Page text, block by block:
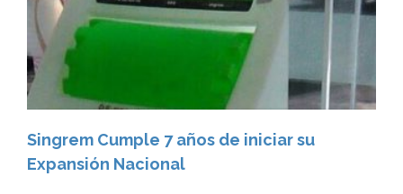
Singrem Cumple 7 años de iniciar su
Expansión Nacional